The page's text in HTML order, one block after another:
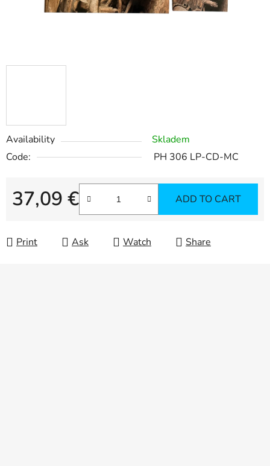
Availability
Skladem
Code:
PH 306 LP-CD-MC
37,09 € ADD TO CART
Print Ask Watch Share